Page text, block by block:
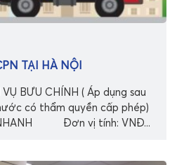
TẠI HÀ NỘI
BƯU CHÍNH ( Áp dụng sau
có thẩm quyền cấp phép)
Đơn vị tính: VNĐ...